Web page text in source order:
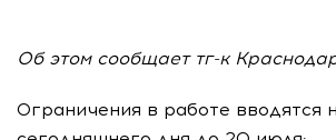
Об этом сообщает тг-к
Ограничения в работе вводятся